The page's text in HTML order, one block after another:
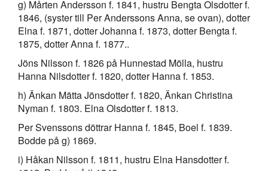
g) Mårten Andersson f. 1841, hustru Bengta Olsdotter f.
1846, (syster till Per Anderssons Anna, se ovan), dotter
Elna f. 1871, dotter Johanna f. 1873, dotter Bengta f.
1875, dotter Anna f. 1877..
Jöns Nilsson f. 1826 på Hunnestad Mölla, hustru
Hanna Nilsdotter f. 1820, dotter Hanna f. 1853.
h) Änkan Mätta Jönsdotter f. 1820, Änkan Christina
Nyman f. 1803. Elna Olsdotter f. 1813.
Per Svenssons döttrar Hanna f. 1845, Boel f. 1839.
Bodde på g) 1869.
i) Håkan Nilsson f. 1811, hustru Elna Hansdotter f.